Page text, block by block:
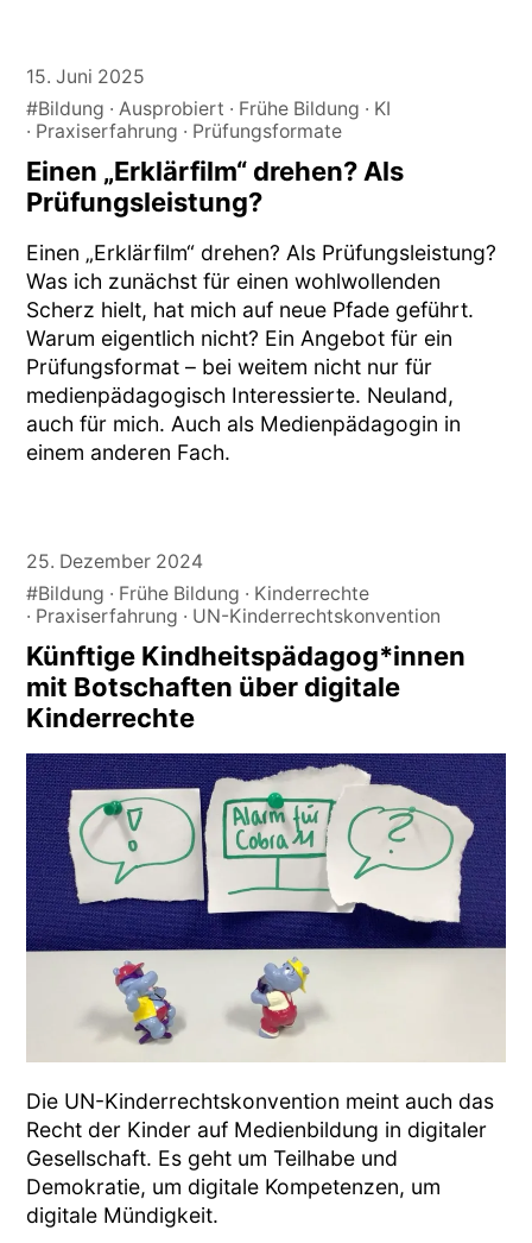
15. Juni 2025
#Bildung
Ausprobiert Frühe Bildung
KI
Praxiserfahrung
Prüfungsformate
Einen „Erklärfilm“ drehen? Als
Prüfungsleistung?
Einen „Erklärfilm“ drehen? Als Prüfungsleistung?
Was ich zunächst für einen wohlwollenden
Scherz hielt, hat mich auf neue Pfade geführt.
Warum eigentlich nicht? Ein Angebot für ein
Prüfungsformat – bei weitem nicht nur für
medienpädagogisch Interessierte. Neuland,
auch für mich. Auch als Medienpädagogin in
einem anderen Fach.
25. Dezember 2024
#Bildung
Frühe Bildung
Kinderrechte
Praxiserfahrung
UN-Kinderrechtskonvention
Künftige Kindheitspädagog*innen
mit Botschaften über digitale
Kinderrechte
Die UN-Kinderrechtskonvention meint auch das
Recht der Kinder auf Medienbildung in digitaler
Gesellschaft. Es geht um Teilhabe und
Demokratie, um digitale Kompetenzen, um
digitale Mündigkeit.